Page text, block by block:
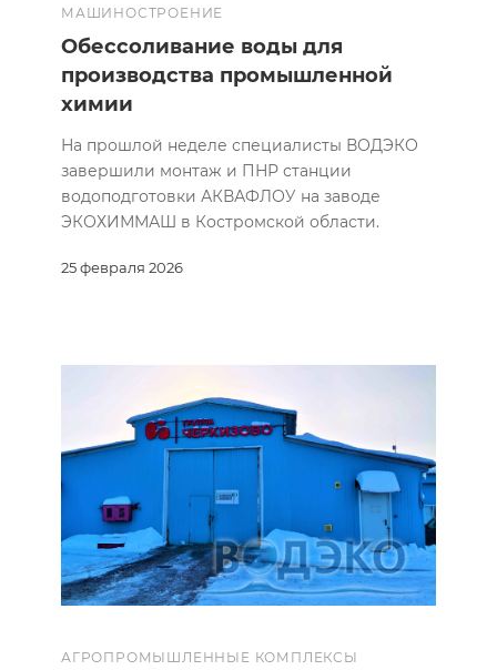
МАШИНОСТРОЕНИЕ
25 февраля 2026
Обессоливание воды для
производства промышленной
химии
На прошлой неделе специалисты ВОДЭКО
завершили монтаж и ПНР станции
водоподготовки АКВАФЛОУ на заводе
ЭКОХИММАШ в Костромской области.
АГРОПРОМЫШЛЕННЫЕ КОМПЛЕКСЫ